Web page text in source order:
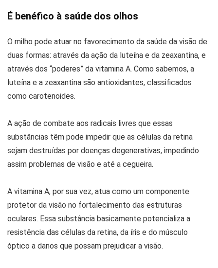
É benéfico à saúde dos olhos
O milho pode atuar no favorecimento da saúde da visão de
duas formas: através da ação da luteína e da zeaxantina, e
através dos “poderes” da vitamina A. Como sabemos, a
luteína e a zeaxantina são antioxidantes, classificados
como carotenoides.
A ação de combate aos radicais livres que essas
substâncias têm pode impedir que as células da retina
sejam destruídas por doenças degenerativas, impedindo
assim problemas de visão e até a cegueira.
A vitamina A, por sua vez, atua como um componente
protetor da visão no fortalecimento das estruturas
oculares. Essa substância basicamente potencializa a
resistência das células da retina, da íris e do músculo
óptico a danos que possam prejudicar a visão.